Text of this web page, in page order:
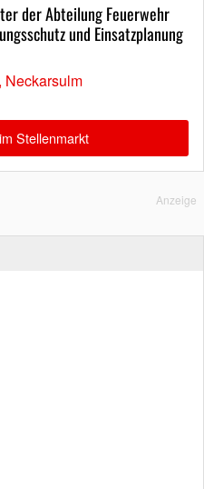
der Abteilung Feuerwehr
und Einsatzplanung
Neckarsulm
Stellenmarkt
Anzeige